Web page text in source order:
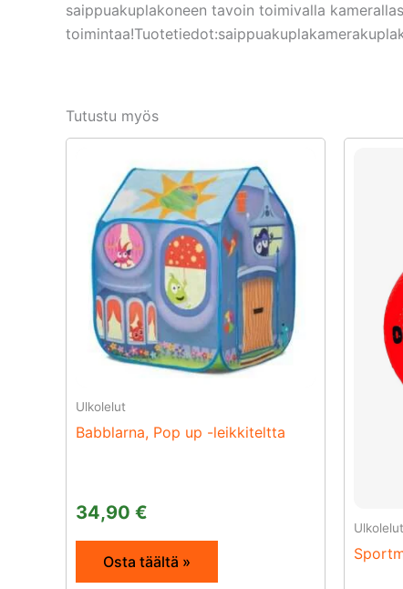
saippuakuplakoneen tavoin toimivalla
Tutustu myös
Ulkolelut
Babblarna, Pop up -leikkiteltta
34,90 €
Osta täältä »
Ulkolelut